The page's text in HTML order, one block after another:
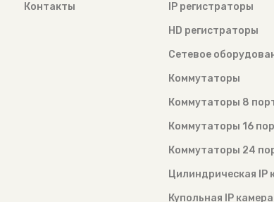
Контакты
IP регистраторы
HD регистраторы
Сетевое
Коммутаторы
Коммутаторы 8
Коммутаторы 16
Коммутаторы 24
Цилиндрическая IP
Купольная IP камера